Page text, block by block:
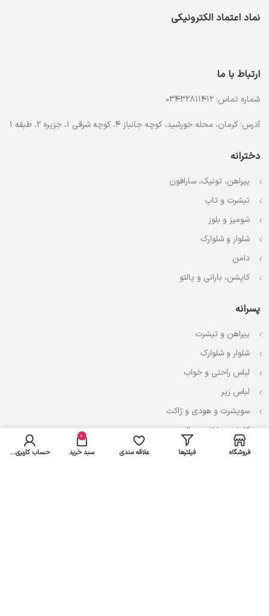
نماد اعتماد الکترونیکی
ارتباط با ما
شماره تماس: 03432811412
آدرس: کرمان، محله خورشید، کوچه جانباز 4، کوچه شرقی 1، جزیره 2، طبقه 1
دخترانه
پیراهن، تونیک، سارافون
تیشرت و تاپ
شومیز و بلوز
شلوار و شلوارک
دامن
کاپشن، بارانی و پالتو
پسرانه
پیراهن و تیشرت
شلوار و شلوارک
لباس راحتی و خواب
لباس زیر
سویشرت و هودی و ژاکت
کاپشن، بارانی و پالتو
فروشگاه فیلترها علاقه مندی
0
سبد خرید حساب کاربری من